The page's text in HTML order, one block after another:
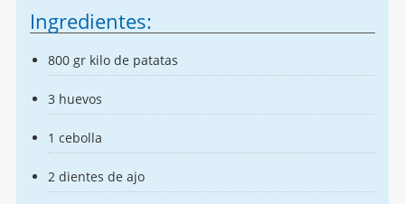
Ingredientes:
800 gr kilo de patatas
3 huevos
1 cebolla
2 dientes de ajo